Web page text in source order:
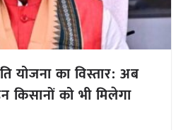
योजना का विस्तार: अब
को भी मिलेगा